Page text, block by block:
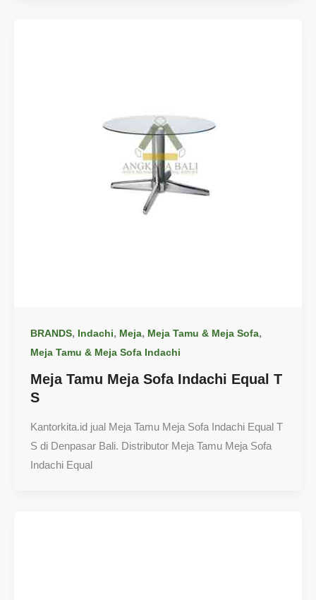
BRANDS, Indachi, Meja, Meja Tamu & Meja Sofa,
Meja Tamu & Meja Sofa Indachi
Meja Tamu Meja Sofa Indachi Equal T
S
Kantorkita.id jual Meja Tamu Meja Sofa Indachi Equal T
S di Denpasar Bali. Distributor Meja Tamu Meja Sofa
Indachi Equal